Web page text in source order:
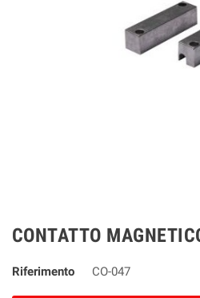
CONTATTO
Riferimento CO-047